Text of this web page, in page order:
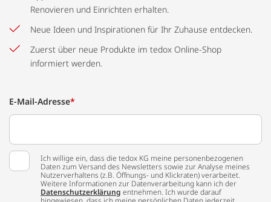
Renovieren und Einrichten erhalten.
Neue Ideen und Inspirationen für Ihr Zuhause entdecken.
Zuerst über neue Produkte im tedox Online-Shop
informiert werden.
E-Mail-Adresse*
Ich willige ein, dass die tedox KG meine personenbezogenen
Daten zum Versand des Newsletters sowie zur Analyse meines
Nutzerverhaltens (z.B. Öffnungs- und Klickraten) verarbeitet.
Weitere Informationen zur Datenverarbeitung kann ich der
Datenschutzerklärung entnehmen. Ich wurde darauf